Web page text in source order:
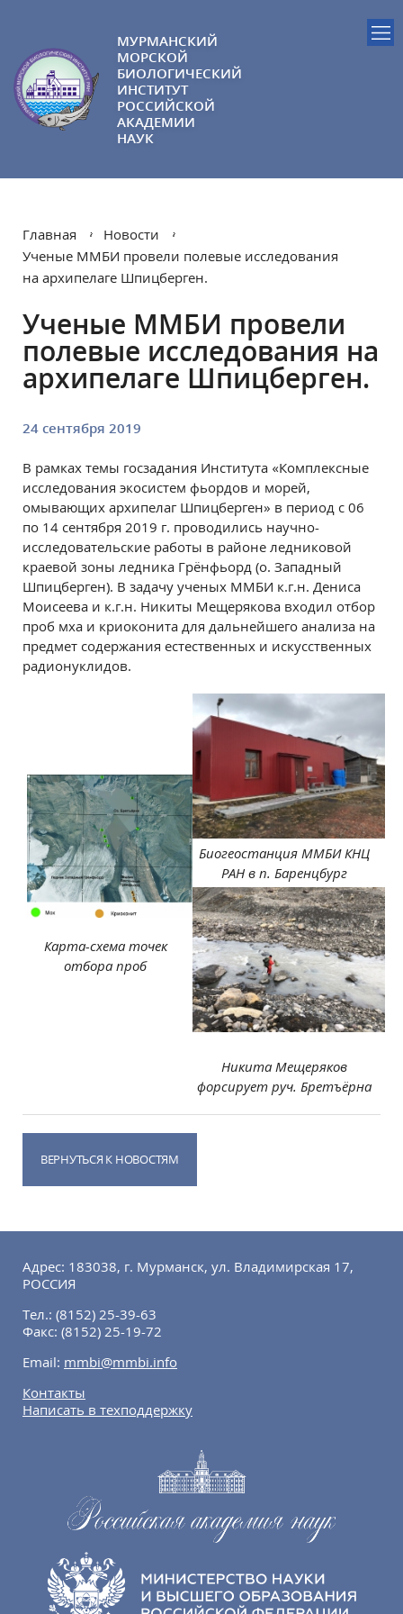
МУРМАНСКИЙ
МОРСКОЙ
БИОЛОГИЧЕСКИЙ
ИНСТИТУТ
РОССИЙСКОЙ
АКАДЕМИИ
НАУК
Главная
Новости
Ученые ММБИ провели полевые исследования
на архипелаге Шпицберген.
Ученые ММБИ провели
полевые исследования на
архипелаге Шпицберген.
24 сентября 2019
В рамках темы госзадания Института «Комплексные
исследования экосистем фьордов и морей,
омывающих архипелаг Шпицберген» в период с 06
по 14 сентября 2019 г. проводились научно-
исследовательские работы в районе ледниковой
краевой зоны ледника Грёнфьорд (о. Западный
Шпицберген). В задачу ученых ММБИ к.г.н. Дениса
Моисеева и к.г.н. Никиты Мещерякова входил отбор
проб мха и криоконита для дальнейшего анализа на
предмет содержания естественных и искусственных
радионуклидов.
Карта-схема точек
отбора проб
Биогеостанция ММБИ КНЦ
РАН в п. Баренцбург
Никита Мещеряков
форсирует руч. Бретъёрна
ВЕРНУТЬСЯ К НОВОСТЯМ
Адрес: 183038, г. Мурманск, ул. Владимирская 17,
РОССИЯ
Тел.: (8152) 25-39-63
Факс: (8152) 25-19-72
Email: mmbi@mmbi.info
Контакты
Написать в техподдержку